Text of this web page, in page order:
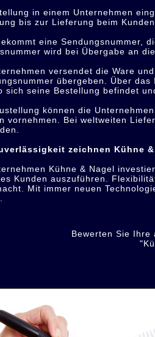
in einem Unternehmen
bis zur Lieferung beim
eine Sendungsnummer,
wird bei Übergabe an
versendet die Ware
übergeben. Über
sich seine Bestellung befindet
können die
vornehmen. Bei weltweiten
zeichnen Kühne
Kühne & Nagel
Kunden auszuführen.
Mit immer neuen
Bewerten Sie Ihre